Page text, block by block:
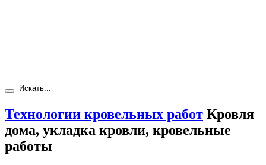
Технологии кровельных работ Кровля
дома, укладка кровли, кровельные
работы